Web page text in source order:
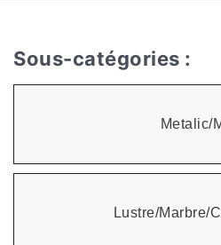
Sous-catégories :
Metalic/
Lustre/Marbre/